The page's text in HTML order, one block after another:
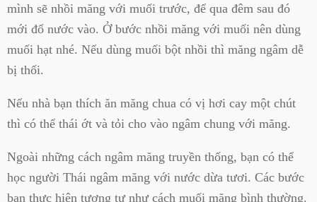
mình sẽ nhồi măng với muối trước, để qua đêm sau đó
mới đổ nước vào. Ở bước nhồi măng với muối nên dùng
muối hạt nhé. Nếu dùng muối bột nhồi thì măng ngâm dễ
bị thối.
Nếu nhà bạn thích ăn măng chua có vị hơi cay một chút
thì có thể thái ớt và tỏi cho vào ngâm chung với măng.
Ngoài những cách ngâm măng truyền thống, bạn có thể
học người Thái ngâm măng với nước dừa tươi. Các bước
bạn thực hiện tương tự như cách muối măng bình thường.